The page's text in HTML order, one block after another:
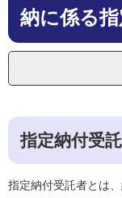
へ
納に係る
指定納付受
指定納付受託者とは